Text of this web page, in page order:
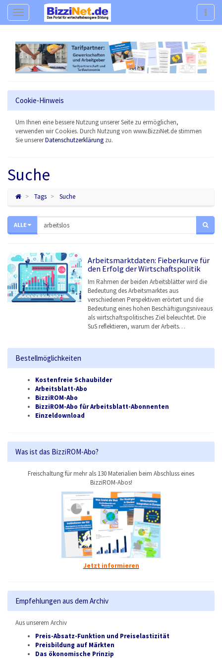
Navigation
Cookie-Hinweis
Um Ihnen eine bessere Nutzung unserer Seite zu ermöglichen,
verwenden wir Cookies. Durch Nutzung von www.BizziNet.de stimmen
Sie unsererDatenschutzerklärung zu.
Suche
Tags Suche
ALLE
Arbeitsmarktdaten: Fieberkurve für
den Erfolg der Wirtschaftspolitik
Im Rahmen der beiden Arbeitsblätter wird die
Bedeutung des Arbeitsmarktes aus
verschiedenen Perspektiven erörtert und die
Bedeutung eines hohen Beschäftigungsniveaus
als wirtschaftspolitisches Ziel beleuchtet. Die
SuS reflektieren, warum der Arbeits…
Bestellmöglichkeiten
Kostenfreie Schaubilder
Arbeitsblatt-Abo
BizziROM-Abo
BizziROM-Abo für Arbeitsblatt-Abonnenten
Einzeldownload
Was ist das BizziROM-Abo?
Freischaltung für mehr als 130 Materialien beim Abschluss eines
BizziROM-Abos!
Jetzt informieren
Empfehlungen aus dem Archiv
Aus unserem Archiv
Preis-Absatz-Funktion und Preiselastizität
Preisbildung auf Märkten
Das ökonomische Prinzip